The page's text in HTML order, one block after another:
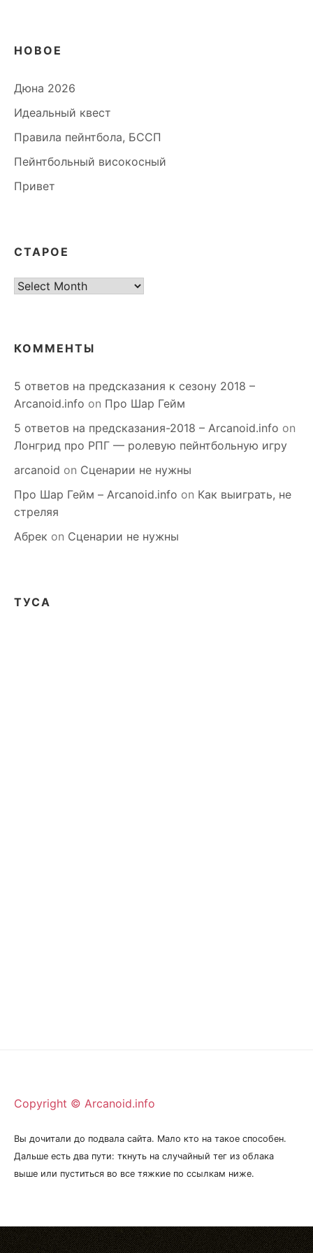
НОВОЕ
Дюна 2026
Идеальный квест
Правила пейнтбола, БССП
Пейнтбольный високосный
Привет
СТАРОЕ
старое
КОММЕНТЫ
5 ответов на предсказания к сезону 2018 –
Arcanoid.info on Про Шар Гейм
5 ответов на предсказания-2018 – Arcanoid.info on
Лонгрид про РПГ — ролевую пейнтбольную игру
arcanoid on Сценарии не нужны
Про Шар Гейм – Arcanoid.info on Как выиграть, не
стреляя
Абрек on Сценарии не нужны
ТУСА
Copyright © Arcanoid.info
Вы дочитали до подвала сайта. Мало кто на такое способен.
Дальше есть два пути: ткнуть на случайный тег из облака
выше или пуститься во все тяжкие по ссылкам ниже.